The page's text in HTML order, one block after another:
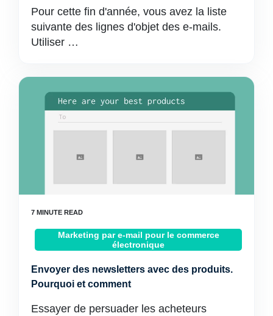
Pour cette fin d'année, vous avez la liste
suivante des lignes d'objet des e-mails.
Utiliser …
Marketing par e-mail pour le commerce
électronique
Envoyer des newsletters avec des produits.
Pourquoi et comment
Essayer de persuader les acheteurs